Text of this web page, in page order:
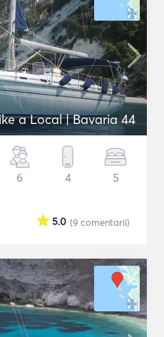
a Local | Bavaria 44
6 4 5
(9 comentarii)
5.0